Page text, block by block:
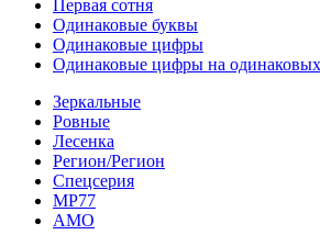
Первая сотня
Одинаковые буквы
Одинаковые цифры
Одинаковые цифры на
Зеркальные
Ровные
Лесенка
Регион/Регион
Спецсерия
МР77
АМО